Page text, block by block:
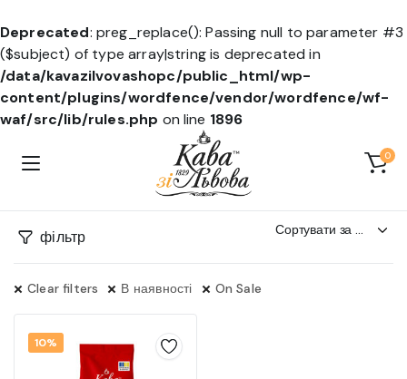
Deprecated: preg_replace(): Passing null to parameter #3
($subject) of type array|string is deprecated in
/data/kavazilvovashopc/public_html/wp-
content/plugins/wordfence/vendor/wordfence/wf-
waf/src/lib/rules.php on line 1896
0
фільтр
Clear filters В наявності On Sale
10%